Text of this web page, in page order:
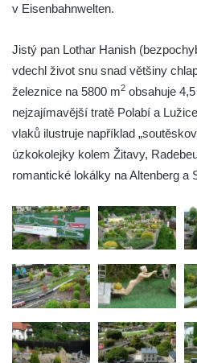
v Eisenbahnwelten.
Jistý pan Lothar Hanish
vdechl život snu snad většiny
železnice na 5800 m2 obsahuje
nejzajímavější tratě Polabí a
vlaků ilustruje například
úzkokolejky kolem Žitavy,
romantické lokálky na Altenberg a